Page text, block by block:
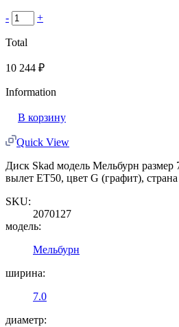
- +
Total
10 244 ₽
Information
В корзину
Quick View
Диск Skad модель Мельбурн размер
вылет ET50, цвет G (графит), страна
SKU:
2070127
модель:
Мельбурн
ширина:
7.0
диаметр: